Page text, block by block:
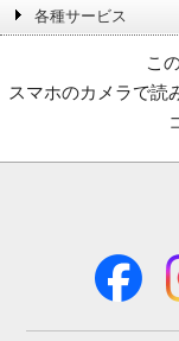
各種サービス
こ
スマホのカメラで読